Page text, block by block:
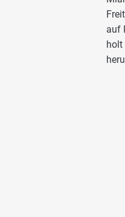
auf
holt